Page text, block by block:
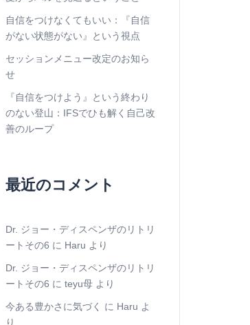
自信をつけなくてもいい：『自信
がない状態がない』という視点
セッションメニュー改定のお知ら
せ
『自信をつけよう』という終わり
のない登山：IFSでひも解く自己改
善のループ
最近のコメント
Dr. ジョー・ディスペンザのリトリ
ートその6 に Haru より
Dr. ジョー・ディスペンザのリトリ
ートその6 に teyu母 より
今ある豊かさに気づく に Haru よ
り